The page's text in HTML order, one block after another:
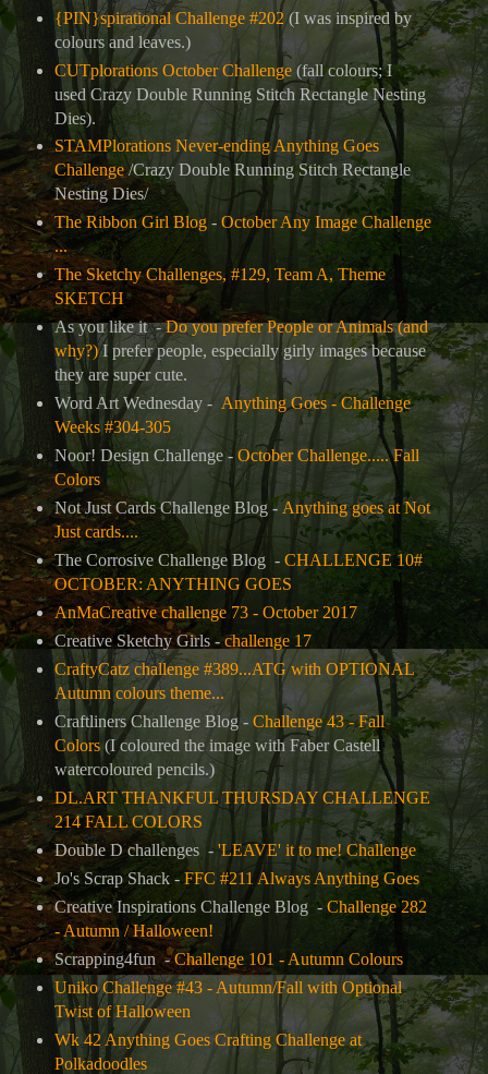
{PIN}spirational Challenge #202(I was inspired by
colours and leaves.)
CUTplorations October Challenge(fall colours; I
used Crazy Double Running Stitch Rectangle Nesting
Dies).
STAMPlorations Never-ending Anything Goes
Challenge/Crazy Double Running Stitch Rectangle
Nesting Dies/
The Ribbon Girl Blog- October Any Image Challenge
...
The Sketchy Challenges, #129, Team A, Theme
SKETCH
As you like it -Do you prefer People or Animals (and
why?)I prefer people, especially girly images because
they are super cute.
Word Art Wednesday - Anything Goes - Challenge
Weeks #304-305
Noor! Design Challenge -October Challenge..... Fall
Colors
Not Just Cards Challenge Blog -Anything goes at Not
Just cards....
The Corrosive Challenge Blog - CHALLENGE 10#
OCTOBER: ANYTHING GOES
AnMaCreative challenge 73 - October 2017
Creative Sketchy Girls -challenge 17
CraftyCatz challenge #389...ATG with OPTIONAL
Autumn colours theme...
Craftliners Challenge Blog - Challenge 43 - Fall
Colors(I coloured the image with Faber Castell
watercoloured pencils.)
DL.ART THANKFUL THURSDAY CHALLENGE
214 FALL COLORS
Double D challenges - 'LEAVE' it to me! Challenge
Jo's Scrap Shack -FFC #211 Always Anything Goes
Creative Inspirations Challenge Blog -Challenge 282
- Autumn / Halloween!
Scrapping4fun -Challenge 101 - Autumn Colours
Uniko Challenge #43 - Autumn/Fall with Optional
Twist of Halloween
Wk 42 Anything Goes Crafting Challenge at
Polkadoodles